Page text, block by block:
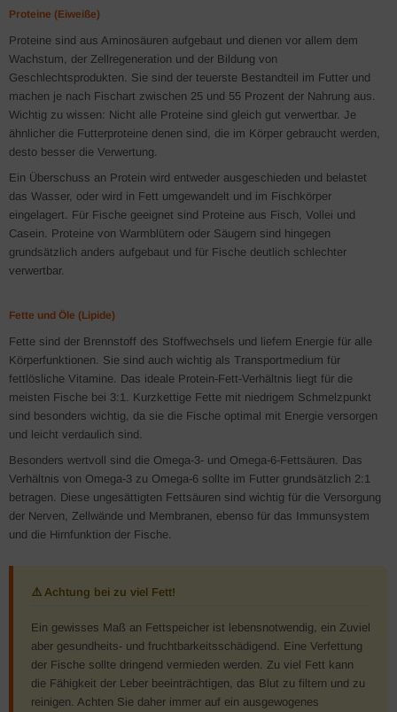
Proteine (Eiweiße)
Proteine sind aus Aminosäuren aufgebaut und dienen vor allem dem
Wachstum, der Zellregeneration und der Bildung von
Geschlechtsprodukten. Sie sind der teuerste Bestandteil im Futter und
machen je nach Fischart zwischen 25 und 55 Prozent der Nahrung aus.
Wichtig zu wissen: Nicht alle Proteine sind gleich gut verwertbar. Je
ähnlicher die Futterproteine denen sind, die im Körper gebraucht werden,
desto besser die Verwertung.
Ein Überschuss an Protein wird entweder ausgeschieden und belastet
das Wasser, oder wird in Fett umgewandelt und im Fischkörper
eingelagert. Für Fische geeignet sind Proteine aus Fisch, Vollei und
Casein. Proteine von Warmblütern oder Säugern sind hingegen
grundsätzlich anders aufgebaut und für Fische deutlich schlechter
verwertbar.
Fette und Öle (Lipide)
Fette sind der Brennstoff des Stoffwechsels und liefern Energie für alle
Körperfunktionen. Sie sind auch wichtig als Transportmedium für
fettlösliche Vitamine. Das ideale Protein-Fett-Verhältnis liegt für die
meisten Fische bei 3:1. Kurzkettige Fette mit niedrigem Schmelzpunkt
sind besonders wichtig, da sie die Fische optimal mit Energie versorgen
und leicht verdaulich sind.
Besonders wertvoll sind die Omega-3- und Omega-6-Fettsäuren. Das
Verhältnis von Omega-3 zu Omega-6 sollte im Futter grundsätzlich 2:1
betragen. Diese ungesättigten Fettsäuren sind wichtig für die Versorgung
der Nerven, Zellwände und Membranen, ebenso für das Immunsystem
und die Hirnfunktion der Fische.
⚠️ Achtung bei zu viel Fett!
Ein gewisses Maß an Fettspeicher ist lebensnotwendig, ein Zuviel
aber gesundheits- und fruchtbarkeitsschädigend. Eine Verfettung
der Fische sollte dringend vermieden werden. Zu viel Fett kann
die Fähigkeit der Leber beeinträchtigen, das Blut zu filtern und zu
reinigen. Achten Sie daher immer auf ein ausgewogenes